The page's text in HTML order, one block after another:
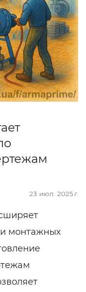
23 июл. 2025 г.
монтажных